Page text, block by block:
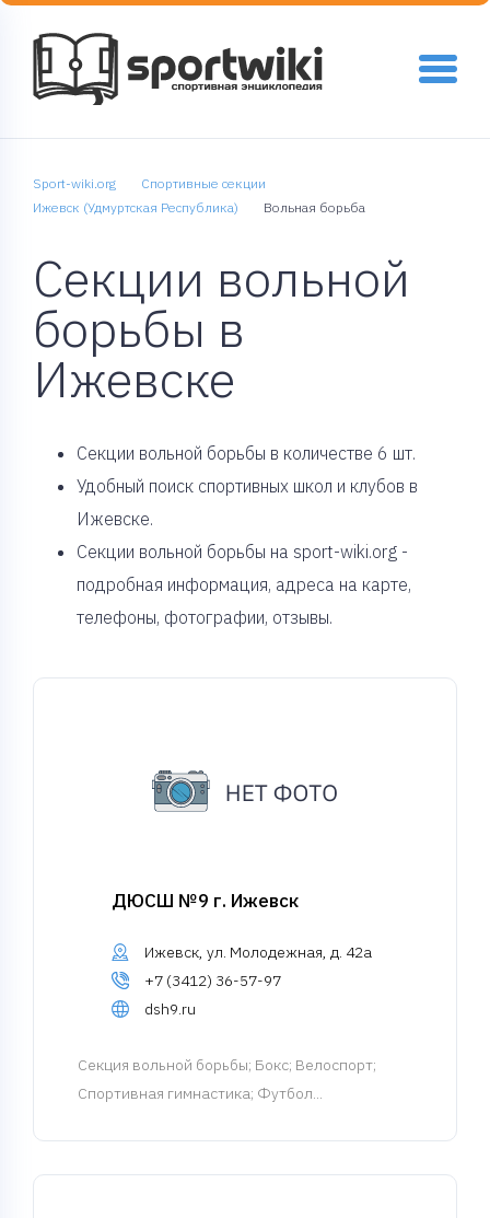
Sport-wiki.org
Спортивные секции
Ижевск (Удмуртская Республика)
Вольная борьба
Секции вольной
борьбы в
Ижевске
Cекции вольной борьбы в количестве 6 шт.
Удобный поиск спортивных школ и клубов в
Ижевске.
Секции вольной борьбы на sport-wiki.org -
подробная информация, адреса на карте,
телефоны, фотографии, отзывы.
ДЮСШ №9 г. Ижевск
Ижевск, ул. Молодежная, д. 42а
+7 (3412) 36-57-97
dsh9.ru
Cекция вольной борьбы; Бокс; Велоспорт;
Спортивная гимнастика; Футбол...